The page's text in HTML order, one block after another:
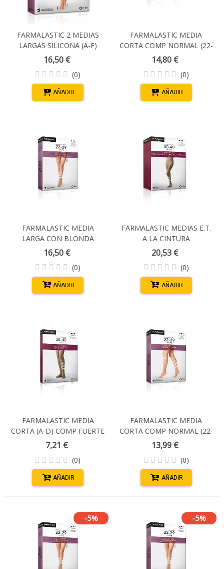
FARMALASTIC 2 MEDIAS
LARGAS SILICONA (A-F)
COMP. NORMAL PUNTERA
ABIERTA T. EGRANDE
COLOR NEGRO
16,50 €
(0)
AÑADIR
FARMALASTIC MEDIA
CORTA COMP NORMAL (22-
29 MM HG) PUNTA
CERRADA NEGRA T-
MEDIANA
14,80 €
(0)
AÑADIR
FARMALASTIC MEDIA
LARGA CON BLONDA
COMP NORMAL (22-29 MM
HG) BEIGE T/MEDIA
16,50 €
(0)
AÑADIR
FARMALASTIC MEDIAS E.T.
A LA CINTURA
COMPRESIÓN FUERTE T-
EXTRAGRANDE
20,53 €
(0)
AÑADIR
FARMALASTIC MEDIA
CORTA (A-D) COMP FUERTE
PUNTERA CERRADA T/M
7,21 €
(0)
AÑADIR
FARMALASTIC MEDIA
CORTA COMP NORMAL (22-
29 MM HG) PUNTA
CERRADA BEIGE T-
PEQUEÑA
13,99 €
(0)
AÑADIR
-5% -5%